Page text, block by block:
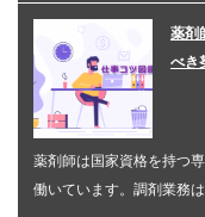
薬剤
べき
薬剤師は国家資格を持つ
働いています。調剤業務